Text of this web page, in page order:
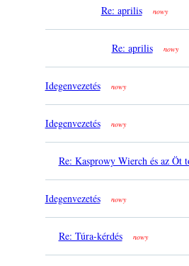
Re: aprilis nowy
Re: aprilis nowy
Idegenvezetés nowy
Idegenvezetés nowy
Re: Kasprowy Wierch és az Öt
Idegenvezetés nowy
Re: Túra-kérdés nowy